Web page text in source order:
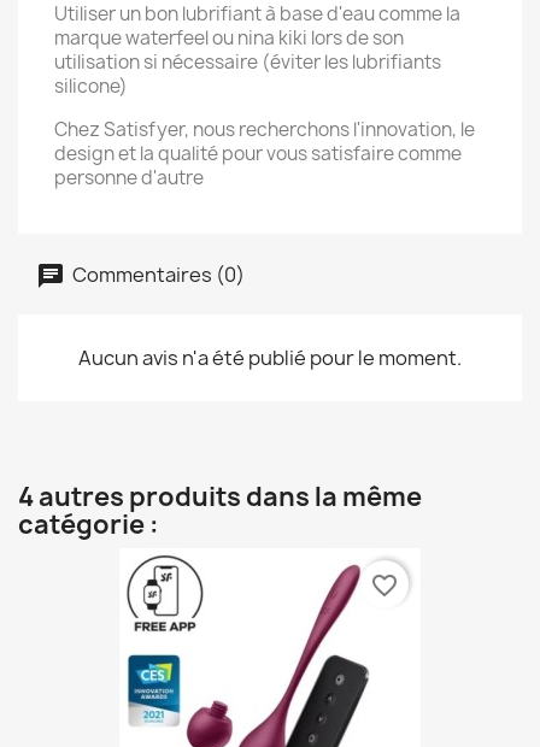
Utiliser un bon lubrifiant à base d'eau comme la
marque waterfeel ou nina kiki lors de son
utilisation si nécessaire (éviter les lubrifiants
silicone)
Chez Satisfyer, nous recherchons l'innovation, le
design et la qualité pour vous satisfaire comme
personne d'autre
Commentaires (0)
Aucun avis n'a été publié pour le moment.
4 autres produits dans la même
catégorie :
favorite_border